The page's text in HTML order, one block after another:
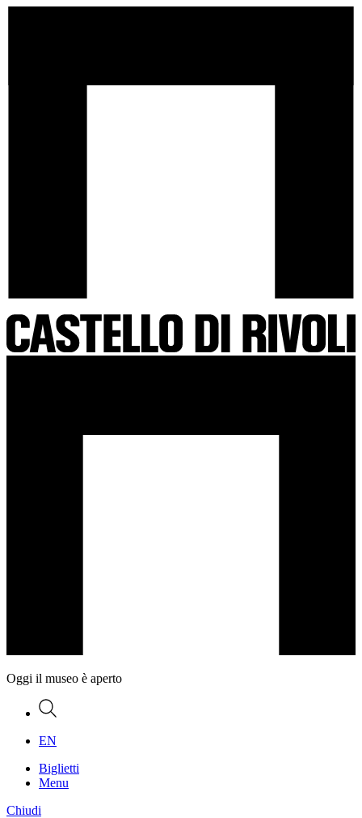
all'homepage
Oggi il museo è aperto
Ricerca
EN
Biglietti
Menu
Chiudi